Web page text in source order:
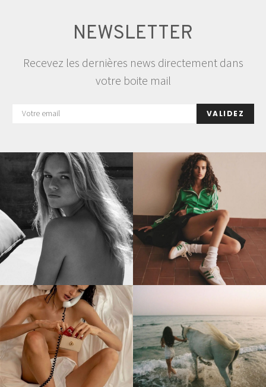
NEWSLETTER
Recevez les dernières news directement dans
votre boite mail
VALIDEZ